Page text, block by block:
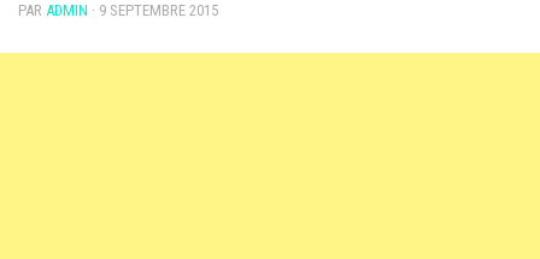
PAR ADMIN · 9 SEPTEMBRE 2015